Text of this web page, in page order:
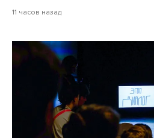
11 часов назад